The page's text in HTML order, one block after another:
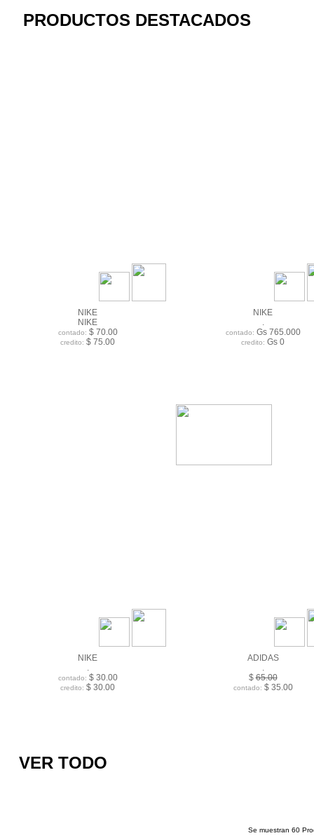
PRODUCTOS DESTACADOS
NIKE
NIKE
contado: $ 70.00
credito: $ 75.00
NIKE
.
contado: Gs 765.000
credito: Gs 0
NIKE
.
contado: $ 30.00
credito: $ 30.00
ADIDAS
.
$65.00
contado: $ 35.00
VER TODO
Se muestran 60